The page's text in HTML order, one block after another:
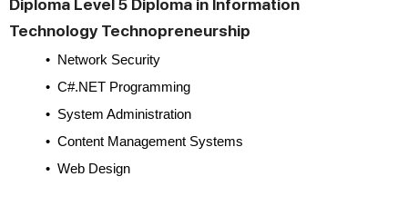
Diploma Level 5 Diploma in Information
Technology Technopreneurship
• Network Security
• C#.NET Programming
• System Administration
• Content Management Systems
• Web Design